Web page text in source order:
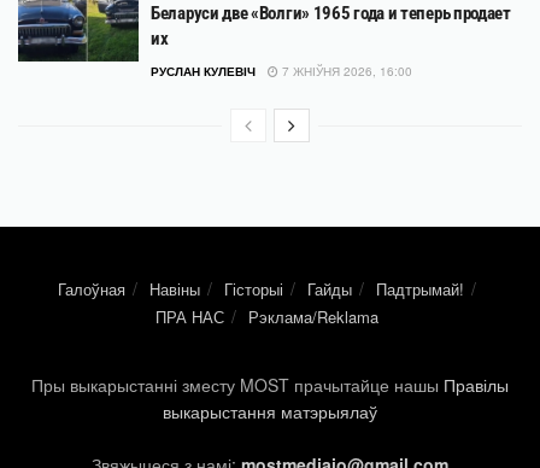
Беларуси две «Волги» 1965 года и теперь продает
их
РУСЛАН КУЛЕВІЧ 7 ЖНІЎНЯ 2026, 16:00
Галоўная Навіны Гісторыі Гайды
Падтрымай!
ПРА НАС
Рэклама/Reklama
Пры выкарыстанні зместу MOST прачытайце нашы Правілы
выкарыстання матэрыялаў